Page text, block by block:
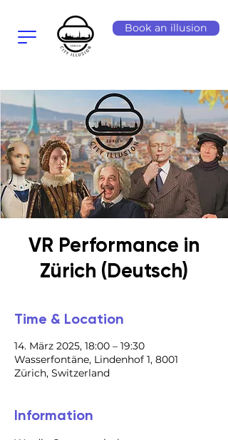
Book an illusion
VR Performance in
Zürich (Deutsch)
Time & Location
14. März 2025, 18:00 – 19:30
Wasserfontäne, Lindenhof 1, 8001
Zürich, Switzerland
Information